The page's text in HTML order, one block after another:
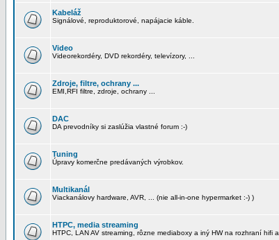
Kabeláž
Signálové, reproduktorové, napájacie káble.
Video
Videorekordéry, DVD rekordéry, televízory, ...
Zdroje, filtre, ochrany ...
EMI,RFI filtre, zdroje, ochrany ...
DAC
DA prevodníky si zaslúžia vlastné forum :-)
Tuning
Úpravy komerčne predávaných výrobkov.
Multikanál
Viackanálovy hardware, AVR, ... (nie all-in-one hypermarket :-) )
HTPC, media streaming
HTPC, LAN AV streaming, rôzne mediaboxy a iný HW na rozhraní hifi